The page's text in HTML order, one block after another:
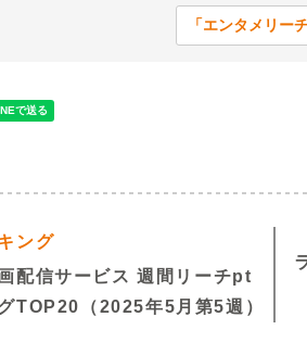
「エンタメリー
ング
配信サービス 週間リーチpt
TOP20（2025年5月第5週）